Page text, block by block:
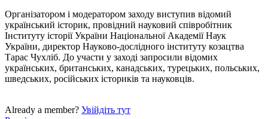
Організатором і модератором заходу виступив відомий
український історик, провідний науковий співробітник
Інституту історії України Національної Академії Наук
України, директор Науково-дослідного інституту козацтва
Тарас Чухліб. До участи у заході запросили відомих
українських, британських, канадських, турецьких, польських,
шведських, російських істориків та науковців.
Already a member? Увійдіть тут